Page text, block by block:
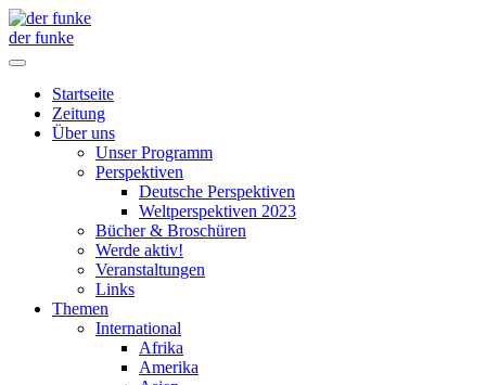
der funke
Startseite
Zeitung
Über uns
Unser Programm
Perspektiven
Deutsche Perspektiven
Weltperspektiven 2023
Bücher & Broschüren
Werde aktiv!
Veranstaltungen
Links
Themen
International
Afrika
Amerika